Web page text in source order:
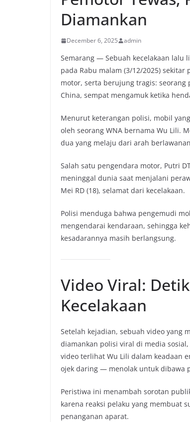
Diamankan
December 6, 2025 admin
Semarang — Sebuah kecelakaan lalu
pada Rabu malam (3/12/2025)
motor, serta berujung tragis: seorang
China, sempat mengamuk ketika
Menurut keterangan polisi, mobil
oleh seorang WNA bernama Wu Lili.
dua yang melaju dari arah
Salah satu pengendara motor, Putri
meninggal dunia saat menjalani
Mei RD (18), selamat dari kecelakaan.
Polisi menduga bahwa pengemudi
mengendarai kendaraan, sehingga
kesadarannya masih berlangsung.
Video Viral:
Kecelakaan
Setelah kejadian, sebuah video yang
diamankan polisi viral di media
video terlihat Wu Lili dalam keadaan
ojek daring — menolak untuk dibawa
Peristiwa ini menambah sorotan
karena reaksi pelaku yang membuat
penanganan aparat.